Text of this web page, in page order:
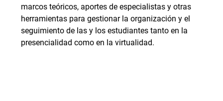
marcos teóricos, aportes de especialistas y otras
herramientas para gestionar la organización y el
seguimiento de las y los estudiantes tanto en la
presencialidad como en la virtualidad.